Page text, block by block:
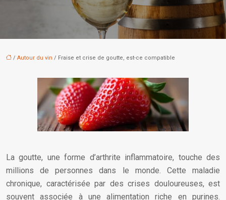
/ Autour du vin / Fraise et crise de goutte, est-ce compatible
La goutte, une forme d’arthrite inflammatoire, touche des
millions de personnes dans le monde. Cette maladie
chronique, caractérisée par des crises douloureuses, est
souvent associée à une alimentation riche en purines.